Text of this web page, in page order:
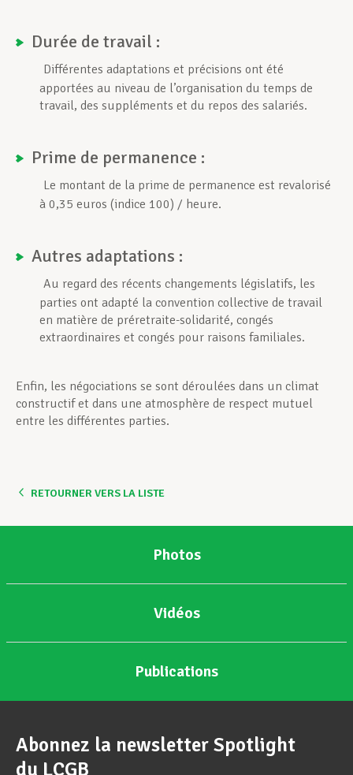
Durée de travail :
Différentes adaptations et précisions ont été
apportées au niveau de l’organisation du temps de
travail, des suppléments et du repos des salariés.
Prime de permanence :
Le montant de la prime de permanence est revalorisé
à 0,35 euros (indice 100) / heure.
Autres adaptations :
Au regard des récents changements législatifs, les
parties ont adapté la convention collective de travail
en matière de préretraite-solidarité, congés
extraordinaires et congés pour raisons familiales.
Enfin, les négociations se sont déroulées dans un climat
constructif et dans une atmosphère de respect mutuel
entre les différentes parties.
RETOURNER VERS LA LISTE
Photos
Vidéos
Publications
Abonnez la newsletter Spotlight
du LCGB